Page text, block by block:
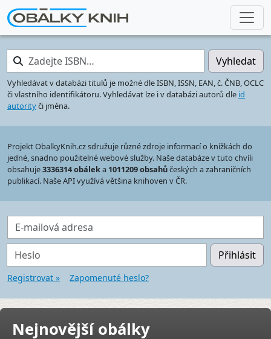
Zadejte ISBN… Vyhledat
Vyhledávat v databázi titulů je možné dle ISBN, ISSN, EAN, č. ČNB, OCLC
či vlastního identifikátoru. Vyhledávat lze i v databázi autorů dle id
autorityči jména.
Projekt ObalkyKnih.cz sdružuje různé zdroje informací o knížkách do
jedné, snadno použitelné webové služby. Naše databáze v tuto chvíli
obsahuje3336314 obáleka 1011209 obsahůčeských a zahraničních
publikací. Naše API využívá většina knihoven v ČR.
E-mailová adresa
Heslo Přihlásit
Registrovat » Zapomenuté heslo?
Nejnovější obálky